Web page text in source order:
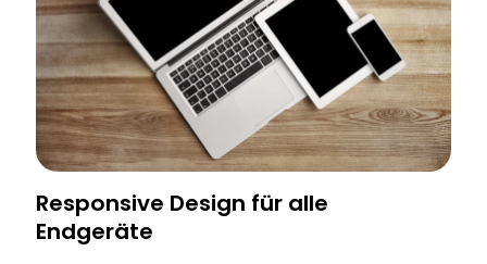
Responsive Design für alle
Endgeräte